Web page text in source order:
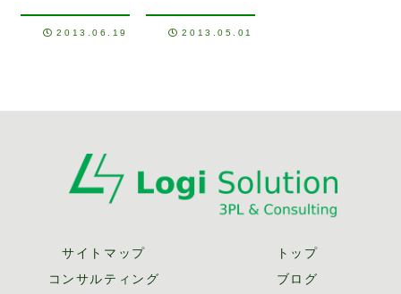
2013.06.19 2013.05.01
サイトマップ
トップ
コンサルティング
ブログ